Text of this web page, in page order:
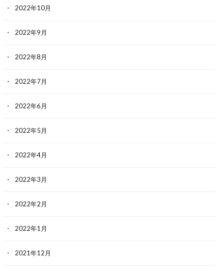
2022年10月
2022年9月
2022年8月
2022年7月
2022年6月
2022年5月
2022年4月
2022年3月
2022年2月
2022年1月
2021年12月